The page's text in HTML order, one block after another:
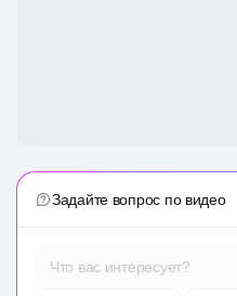
Задайте вопрос по видео
Что вас интересует?